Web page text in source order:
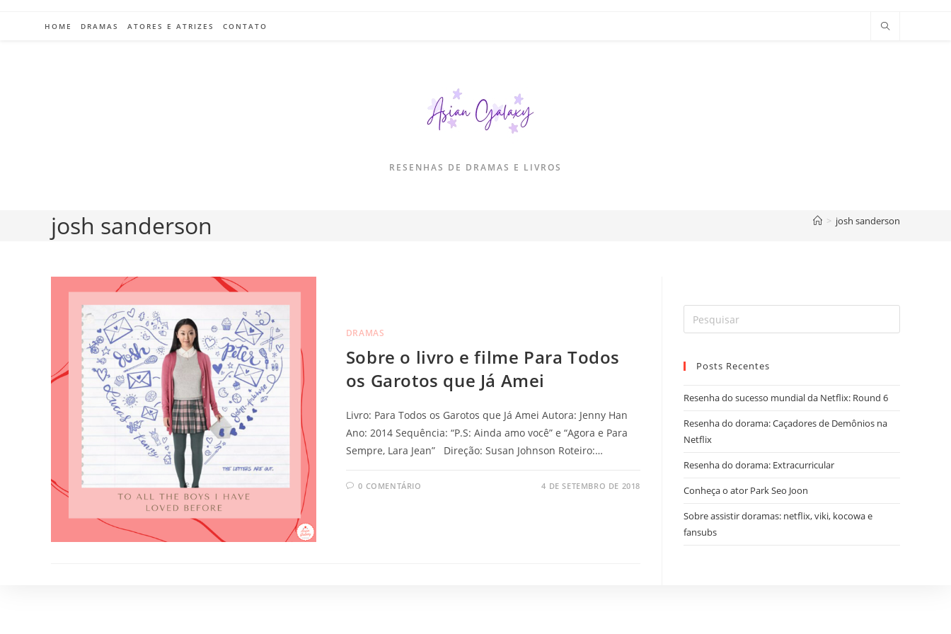
HOME DRAMAS ATORES E ATRIZES CONTATO
RESENHAS DE DRAMAS E LIVROS
josh sanderson > josh sanderson
DRAMAS
Sobre o livro e filme Para Todos
os Garotos que Já Amei
Livro: Para Todos os Garotos que Já Amei Autora: Jenny Han
Ano: 2014 Sequência: “P.S: Ainda amo você” e “Agora e Para
Sempre, Lara Jean” Direção: Susan Johnson Roteiro:…
0 COMENTÁRIO 4 DE SETEMBRO DE 2018
Posts Recentes
Resenha do sucesso mundial da Netflix: Round 6
Resenha do dorama: Caçadores de Demônios na
Netflix
Resenha do dorama: Extracurricular
Conheça o ator Park Seo Joon
Sobre assistir doramas: netflix, viki, kocowa e
fansubs